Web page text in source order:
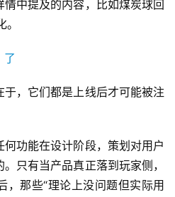
中提及的内容，比如煤炭球回
，它们都是上线后才可能被注
功能在设计阶段，策划对用户
只有当产品真正落到玩家侧，
，那些“理论上没问题但实际用